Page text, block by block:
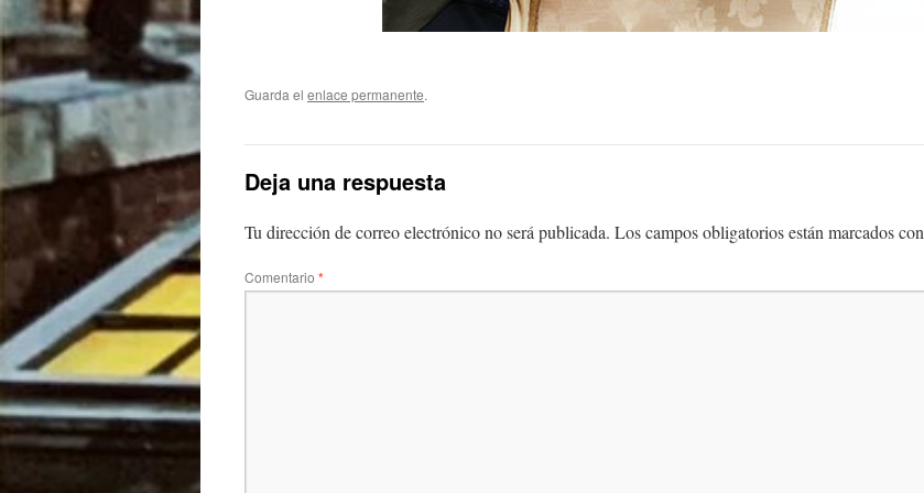
Guarda el enlace permanente.
Deja una respuesta
Tu dirección de correo electrónico no será publicada. Los campos obligatorios están marcados con
Comentario *